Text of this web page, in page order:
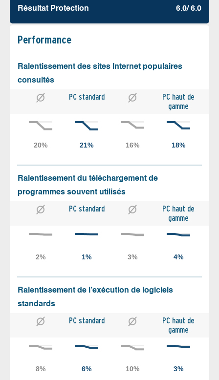
Résultat Protection 6.0/ 6.0
Performance
Ralentissement des sites Internet populaires
consultés
PC standard
PC haut de
gamme
Ralentissement du téléchargement de
programmes souvent utilisés
PC standard
PC haut de
gamme
Ralentissement de l’exécution de logiciels
standards
PC standard
PC haut de
gamme